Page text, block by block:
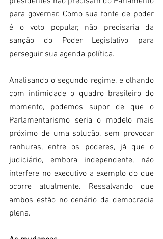
para governar. Como sua fonte de poder
é o voto popular, não precisaria da
sanção do Poder Legislativo para
perseguir sua agenda política.
Analisando o segundo regime, e olhando
com intimidade o quadro brasileiro do
momento, podemos supor de que o
Parlamentarismo seria o modelo mais
próximo de uma solução, sem provocar
ranhuras, entre os poderes, já que o
judiciário, embora independente, não
interfere no executivo a exemplo do que
ocorre atualmente. Ressalvando que
ambos estão no cenário da democracia
plena.